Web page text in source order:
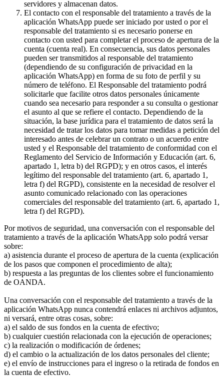
servidores y almacenan datos.
El contacto con el responsable del tratamiento a través de la
aplicación WhatsApp puede ser iniciado por usted o por el
responsable del tratamiento si es necesario ponerse en
contacto con usted para completar el proceso de apertura de la
cuenta (cuenta real). En consecuencia, sus datos personales
pueden ser transmitidos al responsable del tratamiento
(dependiendo de su configuración de privacidad en la
aplicación WhatsApp) en forma de su foto de perfil y su
número de teléfono. El Responsable del tratamiento podrá
solicitarle que facilite otros datos personales únicamente
cuando sea necesario para responder a su consulta o gestionar
el asunto al que se refiere el contacto. Dependiendo de la
situación, la base jurídica para el tratamiento de datos será la
necesidad de tratar los datos para tomar medidas a petición del
interesado antes de celebrar un contrato o un acuerdo entre
usted y el Responsable del tratamiento de conformidad con el
Reglamento del Servicio de Información y Educación (art. 6,
apartado 1, letra b) del RGPD); y en otros casos, el interés
legítimo del responsable del tratamiento (art. 6, apartado 1,
letra f) del RGPD), consistente en la necesidad de resolver el
asunto comunicado relacionado con las operaciones
comerciales del responsable del tratamiento (art. 6, apartado 1,
letra f) del RGPD).
Por motivos de seguridad, una conversación con el responsable del
tratamiento a través de la aplicación WhatsApp solo podrá versar
sobre:
a) asistencia durante el proceso de apertura de la cuenta (explicación
de los pasos que componen el procedimiento de alta);
b) respuesta a las preguntas de los clientes sobre el funcionamiento
de OANDA.
Una conversación con el responsable del tratamiento a través de la
aplicación WhatsApp nunca contendrá enlaces ni archivos adjuntos,
ni versará, entre otras cosas, sobre:
a) el saldo de sus fondos en la cuenta de efectivo;
b) cualquier cuestión relacionada con la ejecución de operaciones;
c) la realización o modificación de órdenes;
d) el cambio o la actualización de los datos personales del cliente;
e) el envío de instrucciones para el ingreso o la retirada de fondos en
la cuenta de efectivo.